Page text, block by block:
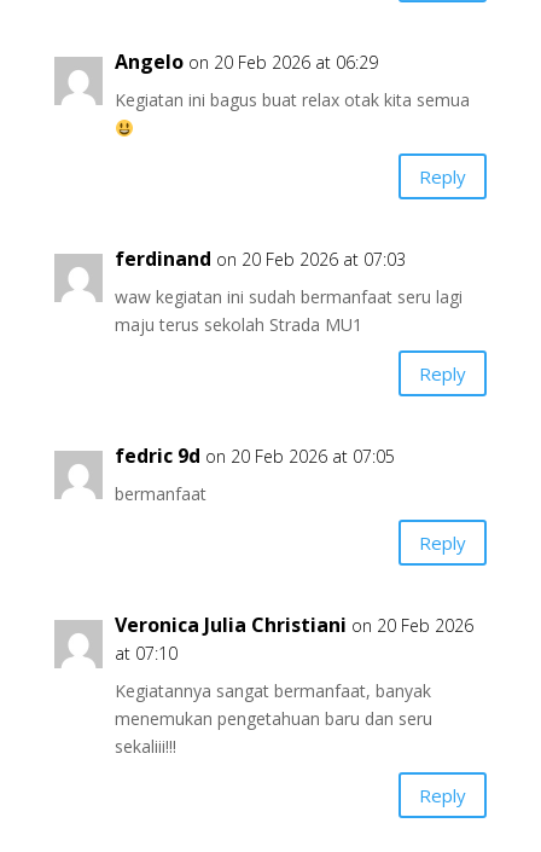
Angelo on 20 Feb 2026 at 06:29
Kegiatan ini bagus buat relax otak kita semua
Reply
ferdinand on 20 Feb 2026 at 07:03
waw kegiatan ini sudah bermanfaat seru lagi
maju terus sekolah Strada MU1
Reply
fedric 9d on 20 Feb 2026 at 07:05
bermanfaat
Reply
Veronica Julia Christiani on 20 Feb 2026
at 07:10
Kegiatannya sangat bermanfaat, banyak
menemukan pengetahuan baru dan seru
sekaliii!!!
Reply